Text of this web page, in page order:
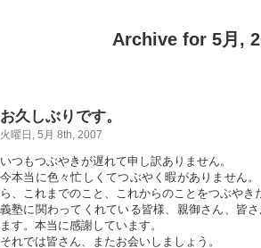
Archive for 5月,
お久しぶりです。
火曜日, 5月 8th, 2007
いつもつぶやきが遅れて申し訳ありません。
今本当に色々忙しくてつぶやく暇がありません
ら、これまでのこと、これからのことをつぶやき
義塾に関わってくれている皆様、親御さん、皆
ます。本当に感謝しています。
それでは皆さん、またお会いしましょう。